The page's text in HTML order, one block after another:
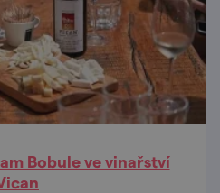
Bobule ve vinařství